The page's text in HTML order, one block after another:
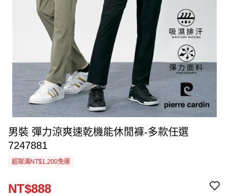
男裝 彈力涼爽速乾機能休閒褲-多款任選
7247881
超取滿NT$1,200免運
NT$888